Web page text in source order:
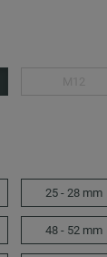
25 - 28 mm
48 - 52 mm